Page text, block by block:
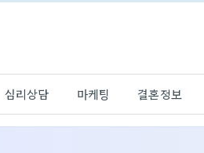
심리상담 마케팅 결혼정보